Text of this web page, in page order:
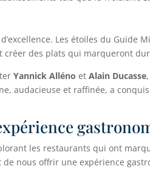
Les étoiles du Guide
créer des plats qui marqueront
Yannick Alléno etAlain Ducasse
audacieuse et raffinée, a
les restaurants qui ont
nous offrir une expérience